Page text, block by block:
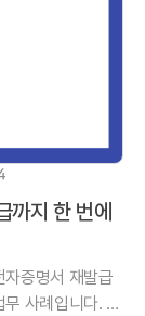
까지 한 번에
증명서 재발급
사례입니다. 누